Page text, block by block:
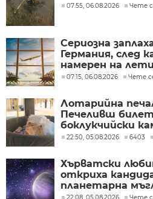
07:55, 06.08.2026 Чете
Сериозна
Германия, след
намерен на
07:15, 06.08.2026 Чете
Лотарийна
Печеливш
боклукчийски
22:50, 05.08.2026 6403
Хърватски
откриха
планетарна